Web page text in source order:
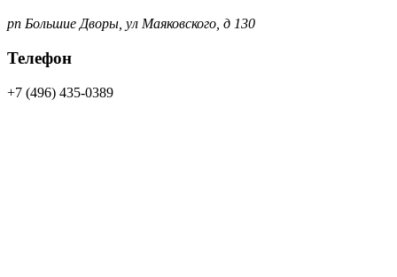
рп Большие Дворы, ул Маяковского, д 130
Телефон
+7 (496) 435-0389